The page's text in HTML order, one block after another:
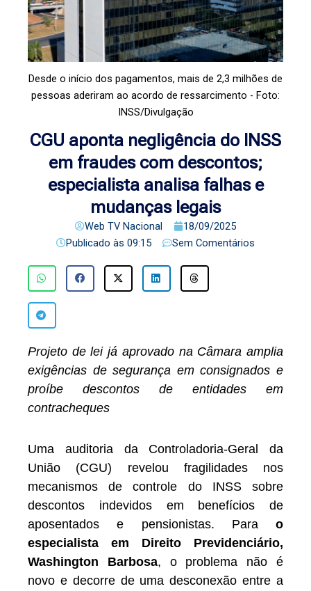
Desde o início dos pagamentos, mais de 2,3 milhões de
pessoas aderiram ao acordo de ressarcimento - Foto:
INSS/Divulgação
CGU aponta negligência do INSS
em fraudes com descontos;
especialista analisa falhas e
mudanças legais
Web TV Nacional
18/09/2025
Publicado às 09:15 Sem Comentários
Projeto de lei já aprovado na Câmara amplia
exigências de segurança em consignados e
proíbe descontos de entidades em
contracheques
Uma auditoria da Controladoria-Geral da
União (CGU) revelou fragilidades nos
mecanismos de controle do INSS sobre
descontos indevidos em benefícios de
aposentados e pensionistas. Para o
especialista em Direito Previdenciário,
Washington Barbosa, o problema não é
novo e decorre de uma desconexão entre a